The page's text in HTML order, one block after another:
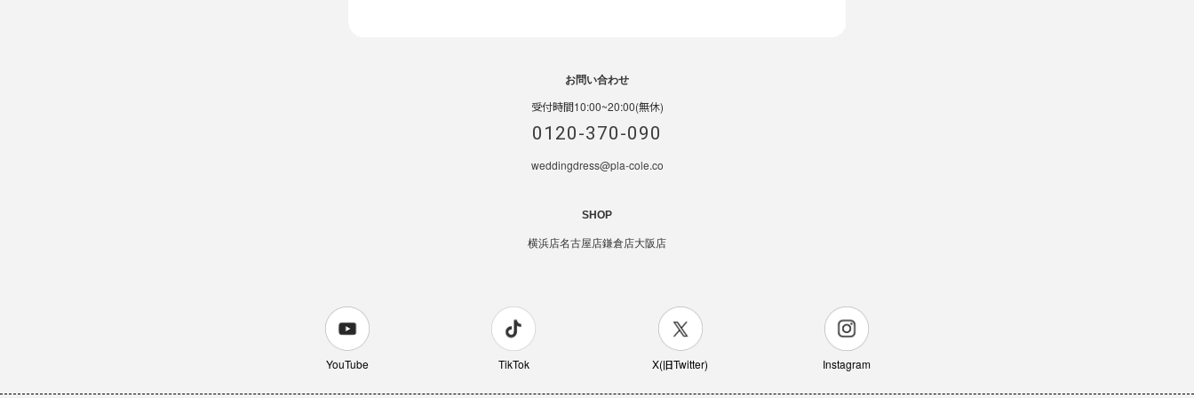
お問い合わせ
受付時間10:00~20:00(無休)
0120-370-090
weddingdress@pla-cole.co
SHOP
横浜店名古屋店鎌倉店大阪店
YouTube TikTok X(旧Twitter) Instagram